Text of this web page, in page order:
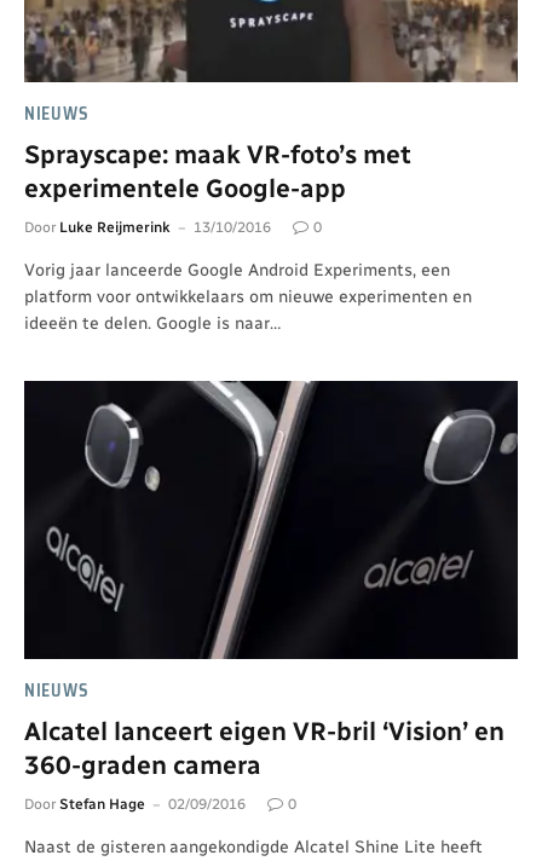
NIEUWS
Sprayscape: maak VR-foto’s met
experimentele Google-app
Door Luke Reijmerink 13/10/2016 0
Vorig jaar lanceerde Google Android Experiments, een
platform voor ontwikkelaars om nieuwe experimenten en
ideeën te delen. Google is naar…
NIEUWS
Alcatel lanceert eigen VR-bril ‘Vision’ en
360-graden camera
Door Stefan Hage 02/09/2016 0
Naast de gisteren aangekondigde Alcatel Shine Lite heeft